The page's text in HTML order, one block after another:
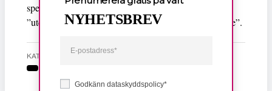
spel i det norska landslaget sedan 2017 på grund av
”utebliven respekt för kvinnliga fotbollsspelare i Norge”.
KATEGORI
Godkänn dataskyddspolicy*
NYHETSBREV